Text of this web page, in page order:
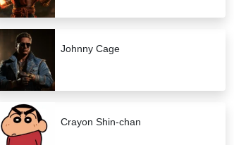
Johnny Cage
Crayon Shin-chan